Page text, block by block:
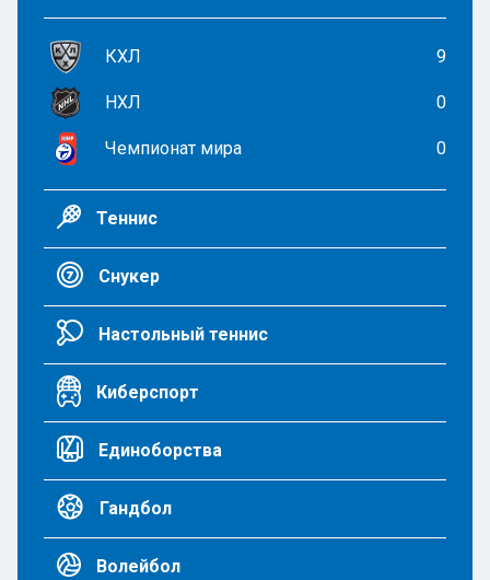
КХЛ 9
НХЛ 0
Чемпионат мира 0
Теннис
Снукер
Настольный теннис
Киберспорт
Единоборства
Гандбол
Волейбол